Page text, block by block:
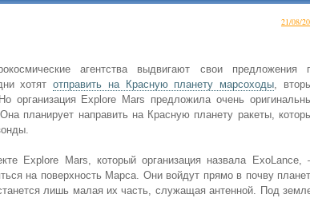
21/08/
агентства выдвигают свои предложения
хотятотправить на Красную планету марсоходы,
организация Explore Mars предложила очень
планирует направить на Красную планету ракеты,
Explore Mars, который организация назвала
на поверхность Марса. Они войдут прямо в почву
лишь малая их часть, служащая антенной. Под